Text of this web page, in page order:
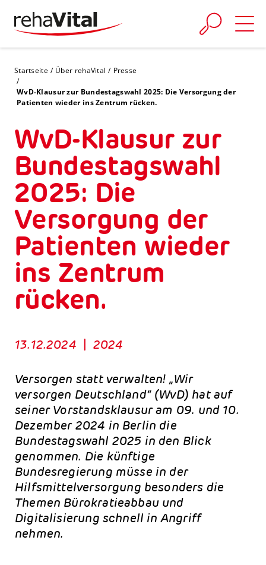
Startseite Über rehaVital Presse
WvD-Klausur zur Bundestagswahl 2025: Die Versorgung der
Patienten wieder ins Zentrum rücken.
WvD-Klausur zur
Bundestagswahl
2025: Die
Versorgung der
Patienten wieder
ins Zentrum
rücken.
13.12.2024 | 2024
Versorgen statt verwalten! „Wir
versorgen Deutschland“ (WvD) hat auf
seiner Vorstandsklausur am 09. und 10.
Dezember 2024 in Berlin die
Bundestagswahl 2025 in den Blick
genommen. Die künftige
Bundesregierung müsse in der
Hilfsmittelversorgung besonders die
Themen Bürokratieabbau und
Digitalisierung schnell in Angriff
nehmen.